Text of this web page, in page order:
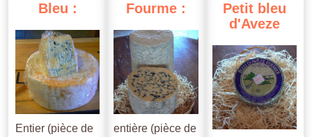
Bleu :
Entier (pièce de
Fourme :
entière (pièce de
Petit bleu
d'Aveze